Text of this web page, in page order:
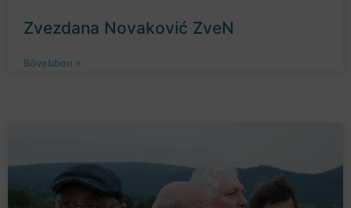
Zvezdana Novaković ZveN
Bővebben »